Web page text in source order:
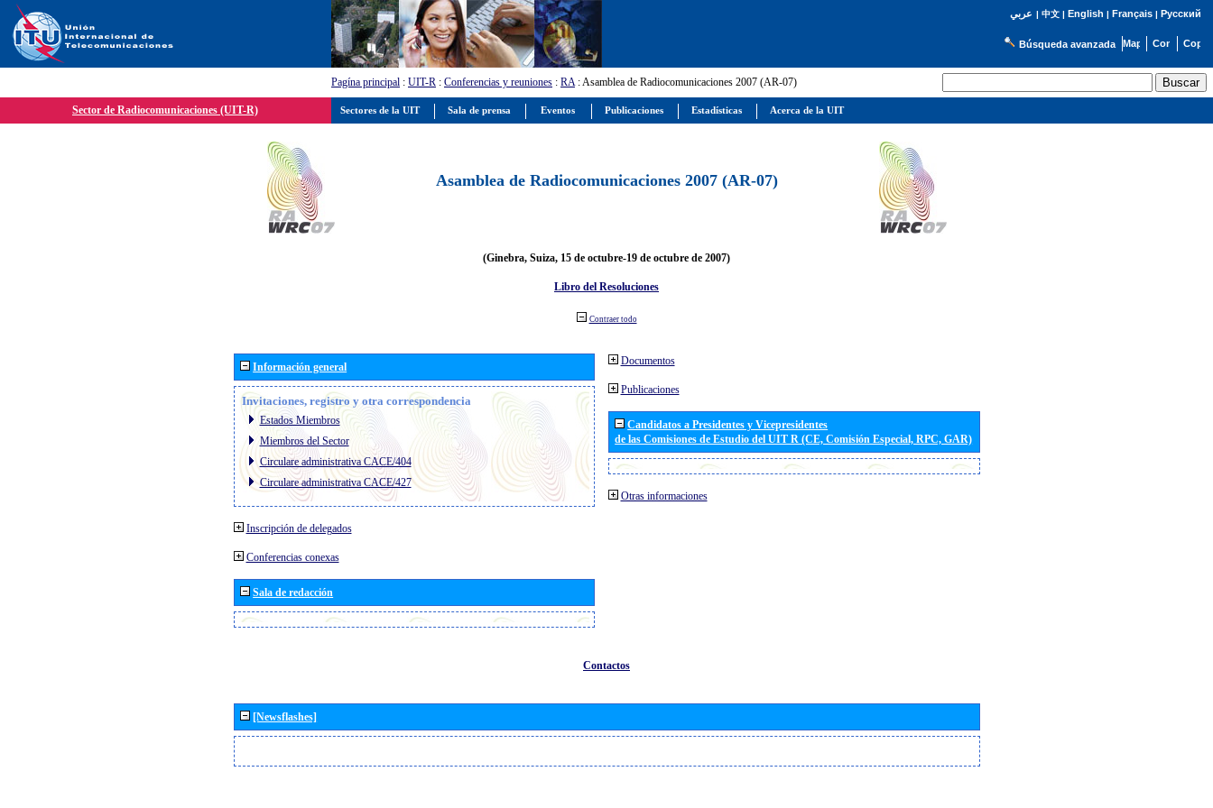
عربي | 中文| English | Français| Русский
Búsqueda avanzada
Pagína principal : UIT-R : Conferencias y reuniones : RA: Asamblea de Radiocomunicaciones 2007 (AR-07)
Sector de Radiocomunicaciones (UIT-R)
Asamblea de Radiocomunicaciones 2007 (AR-07)
(Ginebra, Suiza, 15 de octubre-19 de octubre de 2007)
Libro del Resoluciones
Contraer todo
Información general
Invitaciones, registro y otra correspondencia
Estados Miembros
Miembros del Sector
Circulare administrativa CACE/404
Circulare administrativa CACE/427
Inscripción de delegados
Conferencias conexas
Sala de redacción
Documentos
Publicaciones
Candidatos a Presidentes y Vicepresidentes
de las Comisiones de Estudio del UIT R (CE, Comisión Especial, RPC, GAR)
Otras informaciones
Contactos
[Newsflashes]
Sectores de la UIT Sala de prensa Eventos Publicaciones Estadísticas Acerca de la UIT